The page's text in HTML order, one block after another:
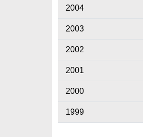
2004
2003
2002
2001
2000
1999